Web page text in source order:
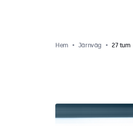
Hem Järnväg 27 tum